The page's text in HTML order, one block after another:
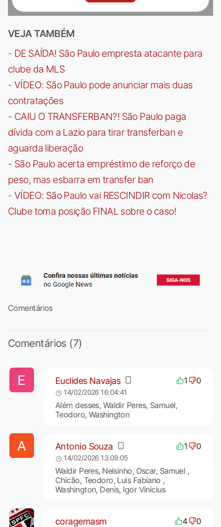
VEJA TAMBÉM
- DE SAÍDA! São Paulo empresta atacante para
clube da MLS
- VÍDEO: São Paulo pode anunciar mais duas
contratações
- CAIU O TRANSFERBAN?! São Paulo paga
dívida com a Lazio para tirar transferban e
aguarda liberação
- São Paulo acerta empréstimo de reforço de
peso, mas esbarra em transfer ban
- VÍDEO: São Paulo vai RESCINDIR com Nicolas?
Clube toma posição FINAL sobre o caso!
Comentários
Comentários (7)
Euclides Navajas 1 0
14/02/2026 16:04:41
Além desses, Waldir Peres, Samuel,
Teodoro, Washington
Antonio Souza 1 0
14/02/2026 13:09:05
Waldir Peres, Nelsinho, Oscar, Samuel ,
Chicão, Teodoro, Luis Fabiano ,
Washington, Denis, Igor Vinicius
coragemasm 4 0